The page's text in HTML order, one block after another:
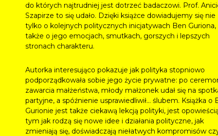
do których najtrudniej jest dotrzeć badaczowi. Prof.
Szapirze to się udało. Dzięki książce dowiadujemy się nie
tylko o kolejnych politycznych inicjatywach Ben Guriona,
także o jego emocjach, smutkach, gorszych i lepszych
stronach charakteru.
Autorka interesująco pokazuje jak polityka stopniowo
podporządkowała sobie jego życie prywatne: po
zawarcia małżeństwa, młody małżonek udał się na
partyjne, a spóźnienie usprawiedliwił… ślubem. Książka o
Gurionie jest także ciekawą lekcją polityki, jest
tym jak rodzą się nowe idee i działania polityczne, jak
zmieniają się, doświadczają niełatwych kompromisów